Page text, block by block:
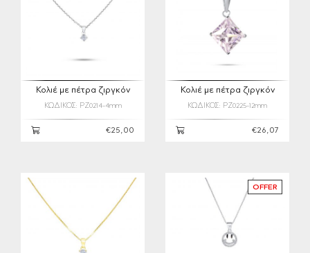
Κολιέ με πέτρα ζιργκόν
ΚΩΔΙΚΟΣ: PZ0214-4mm
€25,00
Κολιέ με πέτρα ζιργκόν
ΚΩΔΙΚΟΣ: PZ0225-12mm
€26,07
OFFER